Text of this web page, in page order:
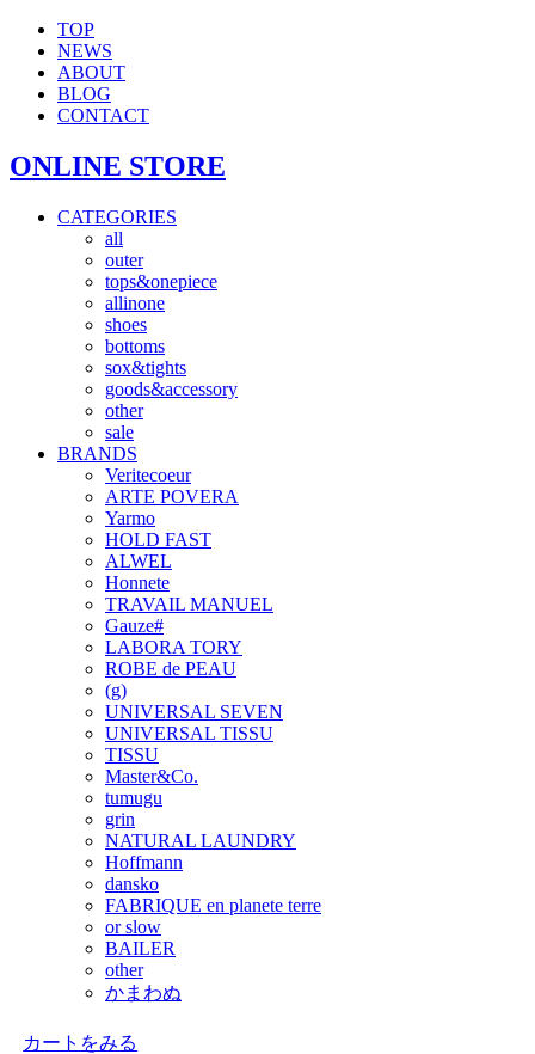
TOP
NEWS
ABOUT
BLOG
CONTACT
ONLINE STORE
CATEGORIES
all
outer
tops&onepiece
allinone
shoes
bottoms
sox&tights
goods&accessory
other
sale
BRANDS
Veritecoeur
ARTE POVERA
Yarmo
HOLD FAST
ALWEL
Honnete
TRAVAIL MANUEL
Gauze#
LABORA TORY
ROBE de PEAU
(g)
UNIVERSAL SEVEN
UNIVERSAL TISSU
TISSU
Master&Co.
tumugu
grin
NATURAL LAUNDRY
Hoffmann
dansko
FABRIQUE en planete terre
or slow
BAILER
other
かまわぬ
カートをみる